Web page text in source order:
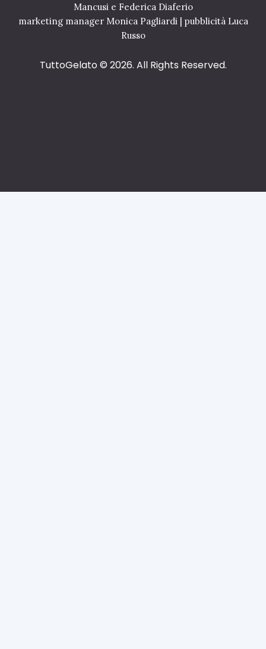
Mancusi e Federica Diaferio
marketing manager Monica Pagliardi | pubblicità Luca
Russo
TuttoGelato © 2026. All Rights Reserved.